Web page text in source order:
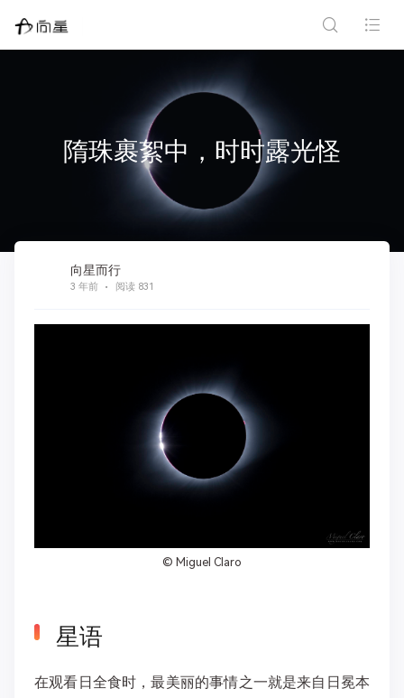
隋珠裹絮中，时时露光怪
向星而行
3 年前 阅读 831
© Miguel Claro
星语
在观看日全食时，最美丽的事情之一就是来自日冕本